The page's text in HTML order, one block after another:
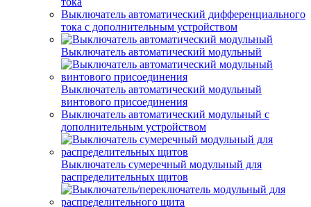
Выключатель автоматический дифференциального
тока с дополнительным устройством
Выключатель автоматический модульный
Выключатель автоматический модульный
винтового присоединения
Выключатель автоматический модульный с
дополнительным устройством
Выключатель сумеречный модульный для
распределительных щитов